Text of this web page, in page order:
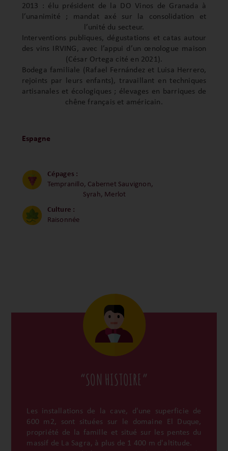
2013 : élu président de la DO Vinos de Granada à
l’unanimité ; mandat axé sur la consolidation et
l’unité du secteur.
Interventions publiques, dégustations et catas autour
des vins IRVING, avec l’appui d’un œnologue maison
(César Ortega cité en 2021).
Bodega familiale (Rafael Fernández et Luisa Herrero,
rejoints par leurs enfants), travaillant en techniques
artisanales et écologiques ; élevages en barriques de
chêne français et américain.
Espagne
Cépages :
Tempranillo, Cabernet Sauvignon,
Syrah, Merlot
Culture :
Raisonnée
“SON HISTOIRE”
Les installations de la cave, d'une superficie de
600 m2, sont situées sur le domaine El Duque,
propriété de la famille et situé sur les pentes du
massif de La Sagra, à plus de 1 400 m d'altitude.